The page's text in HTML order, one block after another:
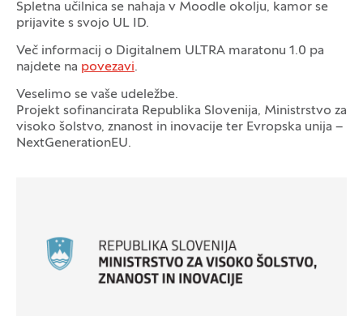
Spletna učilnica se nahaja v Moodle okolju, kamor se
prijavite s svojo UL ID.
Več informacij o Digitalnem ULTRA maratonu 1.0 pa
najdete na povezavi.
Veselimo se vaše udeležbe.
Logotipi
Projekt sofinancirata Republika Slovenija, Ministrstvo za
visoko šolstvo, znanost in inovacije ter Evropska unija –
NextGenerationEU.